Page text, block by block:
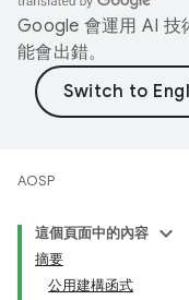
Google 會運用 AI 技
能會出錯。
AOSP
這個頁面中的內容
摘要
公用建構函式